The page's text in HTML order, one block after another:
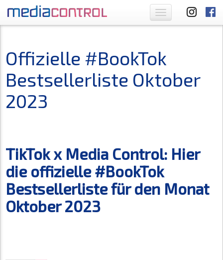
Toggle
navigation
Offizielle #BookTok
Bestsellerliste Oktober
2023
TikTok x Media Control: Hier
die offizielle #BookTok
Bestsellerliste für den Monat
Oktober 2023